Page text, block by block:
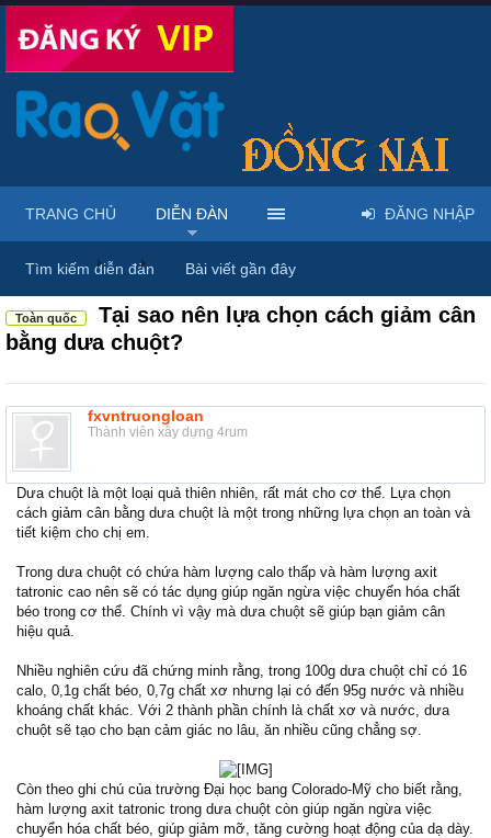
Diễn đàn ... Rao vặt tổng hợp - Uy tín - Miễn phí
Toàn quốc
Tại sao nên lựa chọn cách giảm cân
bằng dưa chuột?
fxvntruongloan
Thành viên xây dựng 4rum
Dưa chuột là một loại quả thiên nhiên, rất mát cho cơ thể. Lựa chọn
cách giảm cân bằng dưa chuột là một trong những lựa chọn an toàn và
tiết kiệm cho chị em.
Trong dưa chuột có chứa hàm lượng calo thấp và hàm lượng axit
tatronic cao nên sẽ có tác dụng giúp ngăn ngừa việc chuyển hóa chất
béo trong cơ thể. Chính vì vậy mà dưa chuột sẽ giúp bạn giảm cân
hiệu quả.
Nhiều nghiên cứu đã chứng minh rằng, trong 100g dưa chuột chỉ có 16
calo, 0,1g chất béo, 0,7g chất xơ nhưng lại có đến 95g nước và nhiều
khoáng chất khác. Với 2 thành phần chính là chất xơ và nước, dưa
chuột sẽ tạo cho bạn cảm giác no lâu, ăn nhiều cũng chẳng sợ.
Còn theo ghi chú của trường Đại học bang Colorado-Mỹ cho biết rằng,
hàm lượng axit tatronic trong dưa chuột còn giúp ngăn ngừa việc
chuyển hóa chất béo, giúp giảm mỡ, tăng cường hoạt động của dạ dày.
TRANG CHỦ DIỄN ĐÀN
Tìm kiếm diễn đàn Bài viết gần đây
ĐĂNG NHẬP